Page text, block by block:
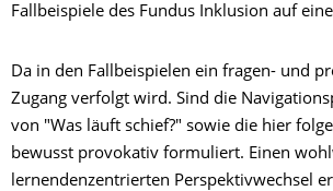
Fallbeispiele des Fundus Inklusion auf
Da in den Fallbeispielen ein fragen- und
Zugang verfolgt wird. Sind die
von "Was läuft schief?" sowie die hier
bewusst provokativ formuliert. Einen
lernendenzentrierten Perspektivwechsel